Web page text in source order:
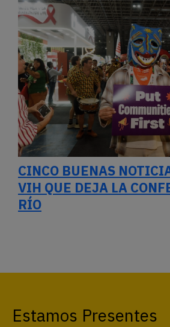
CINCO BUENAS
VIH QUE DEJA LA
RÍO
Estamos Presentes